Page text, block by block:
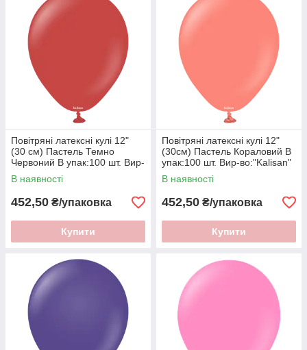
Повітряні латексні кулі 12"
(30 см) Пастель Темно
Червоний В упак:100 шт. Вир-
во:"Kalisan" Туреччина
В наявності
452,50 ₴/упаковка
Купити
Повітряні латексні кулі 12"
(30см) Пастель Кораловий В
упак:100 шт. Вир-во:"Kalisan"
Туреччина
В наявності
452,50 ₴/упаковка
Купити